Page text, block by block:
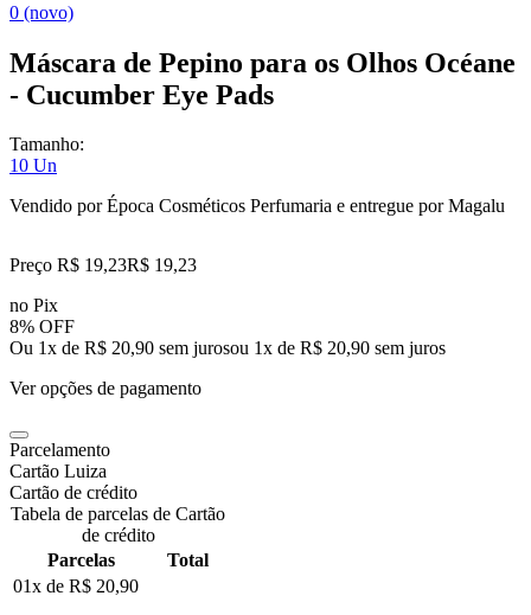
0 (novo)
Máscara de Pepino para os Olhos Océane
- Cucumber Eye Pads
Tamanho:
10 Un
Vendido porÉpoca Cosméticos Perfumaria e entregue por Magalu
Preço R$ 19,23R$ 19,23
no Pix
8% OFF
Ou 1x de R$ 20,90 sem jurosou 1x de R$ 20,90 sem juros
Ver opções de pagamento
Parcelamento
Cartão Luiza
Cartão de crédito
Tabela de parcelas de Cartão
de crédito
Parcelas
Total
01x de R$ 20,90